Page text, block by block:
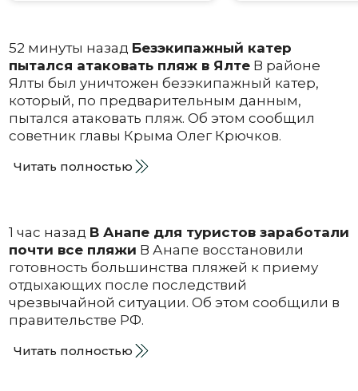
52 минуты назад Безэкипажный катер
пытался атаковать пляж в ЯлтеВ районе
Ялты был уничтожен безэкипажный катер,
который, по предварительным данным,
пытался атаковать пляж. Об этом сообщил
советник главы Крыма Олег Крючков.
Читать полностью
1 час назад В Анапе для туристов заработали
почти все пляжи В Анапе восстановили
готовность большинства пляжей к приему
отдыхающих после последствий
чрезвычайной ситуации. Об этом сообщили в
правительстве РФ.
Читать полностью